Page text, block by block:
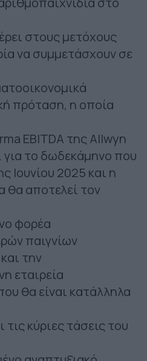
στους μετόχους
να συμμετάσχουν σε
πρόταση, η οποία
EBITDA της Allwyn
για το δωδεκάμηνο που
Ιουνίου 2025 και η
θα αποτελεί τον
φορέα
παιγνίων
την
εταιρεία
θα είναι κατάλληλα
κύριες τάσεις του